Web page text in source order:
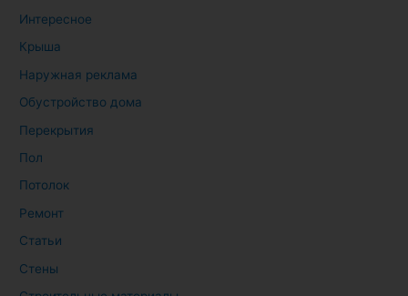
Интересное
Крыша
Наружная реклама
Обустройство дома
Перекрытия
Пол
Потолок
Ремонт
Статьи
Стены